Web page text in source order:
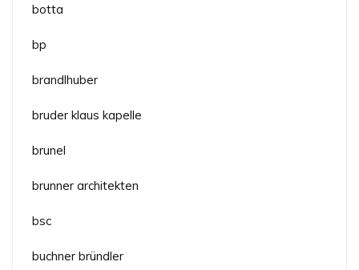
botta
bp
brandlhuber
bruder klaus kapelle
brunel
brunner architekten
bsc
buchner bründler